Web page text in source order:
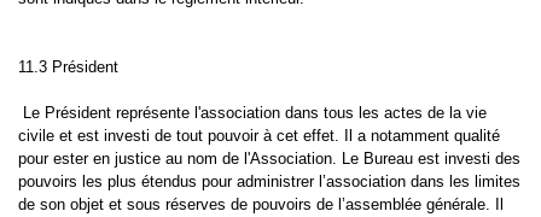
11.3 Président
Le Président représente l'association dans tous les actes de la vie
civile et est investi de tout pouvoir à cet effet. Il a notamment qualité
pour ester en justice au nom de l'Association. Le Bureau est investi des
pouvoirs les plus étendus pour administrer l’association dans les limites
de son objet et sous réserves de pouvoirs de l’assemblée générale. Il